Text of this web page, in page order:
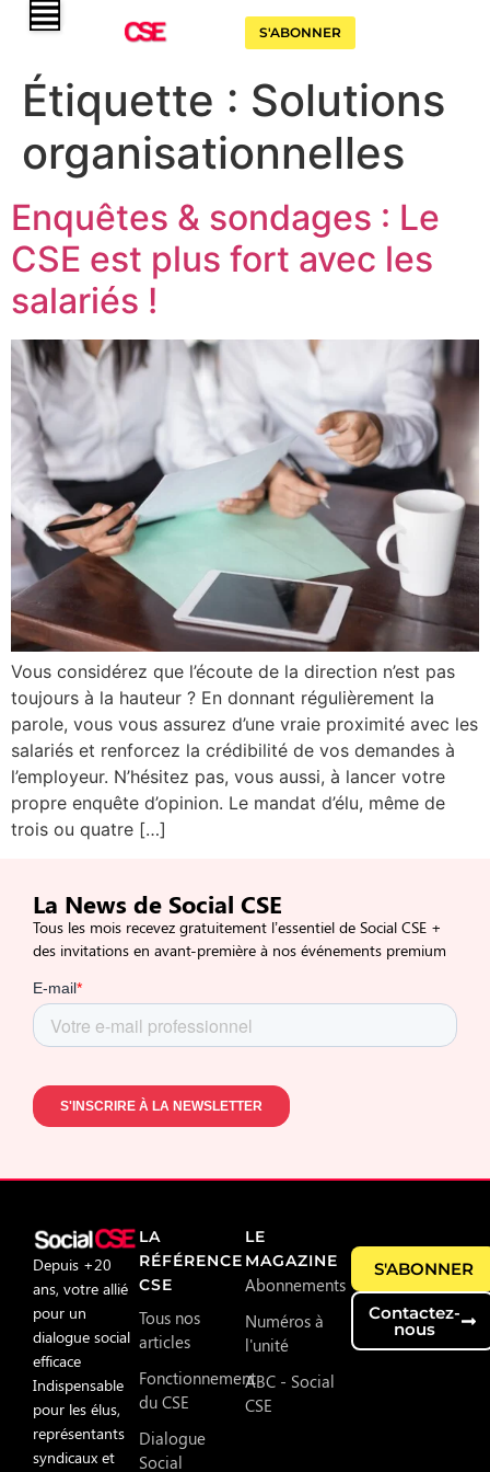
S'ABONNER
Étiquette : Solutions
organisationnelles
Enquêtes & sondages : Le
CSE est plus fort avec les
salariés !
Vous considérez que l’écoute de la direction n’est pas
toujours à la hauteur ? En donnant régulièrement la
parole, vous vous assurez d’une vraie proximité avec les
salariés et renforcez la crédibilité de vos demandes à
l’employeur. N’hésitez pas, vous aussi, à lancer votre
propre enquête d’opinion. Le mandat d’élu, même de
trois ou quatre […]
La News de Social CSE
Tous les mois recevez gratuitement l’essentiel de Social CSE +
des invitations en avant-première à nos événements premium
Depuis +20
ans, votre allié
pour un
dialogue social
efficace
Indispensable
pour les élus,
représentants
syndicaux et
LA
RÉFÉRENCE
CSE
Tous nos
articles
Fonctionnement
du CSE
Dialogue
Social
LE
MAGAZINE
Abonnements
Numéros à
l'unité
ABC - Social
CSE
S'ABONNER
Contactez-
nous